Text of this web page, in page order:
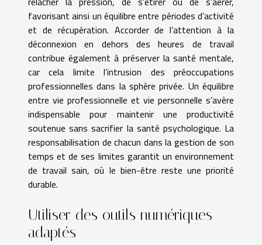
favorisant ainsi un équilibre entre périodes d’activité
et de récupération. Accorder de l’attention à la
déconnexion en dehors des heures de travail
contribue également à préserver la santé mentale,
car cela limite l’intrusion des préoccupations
professionnelles dans la sphère privée. Un équilibre
entre vie professionnelle et vie personnelle s’avère
indispensable pour maintenir une productivité
soutenue sans sacrifier la santé psychologique. La
responsabilisation de chacun dans la gestion de son
temps et de ses limites garantit un environnement
de travail sain, où le bien-être reste une priorité
durable.
Utiliser des outils numériques
adaptés